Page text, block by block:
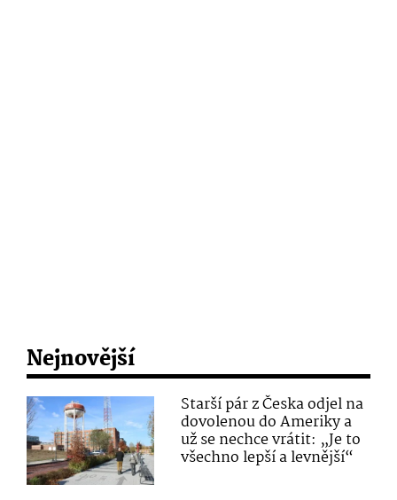
Nejnovější
Starší pár z Česka odjel na
dovolenou do Ameriky a
už se nechce vrátit: „Je to
všechno lepší a levnější“